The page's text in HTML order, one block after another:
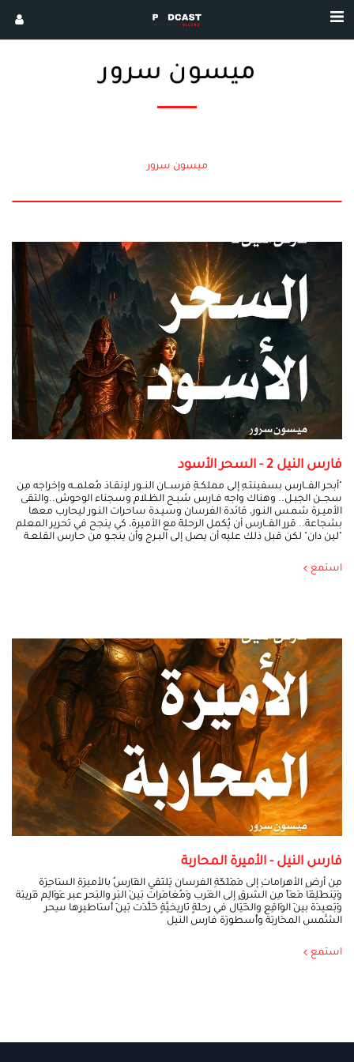
ميسون سرور
ميسون سرور
فارس النيل 2 - السحر الأسود
"أبحر الفــارس بسفينتـهِ إلى مملكـةِ فرســان النــور لإنقـاذ مُعلمــه وإخراجه مِن
سجــن الجبـل.. وهناك واجه فـارس شبـح الظـلام وسجناء الوحوش..والتقى
الأميـرة شمـس النـور، قائدة الفرسان وسيـدة ساحرات النـور ليحارب معها
بشجاعة.. قرر الفــارس أن يُكمل الرحلة مع الأميرة، كي ينجح في تحرير المعلم
"لين دان" لكن قبل ذلك عليه أن يصل إلى البـرج وأن ينجـو من حـارس القلعـة
استمع
فارس النيل - الأميرة المحاربة
مِن أرضِ الأهراماتِ إلى مَمَلَكَةِ الفرسان يَلتَقي الفَارسُ بالأميرَةِ السَاحِرَة
وَيَنطَلِقَا مَعَاً مِن الشرقِ إلى الغَرب وَمُغامَرات بَينَ البَرِ والبَحرِ عبر عَوَالِم قَريبَة
وَبَعيدَة بينَ الوَاقِعِ والخَيَال في رِحلَةٍ تَارِيخيَّةٍ خَلََّدَت بَينَ أَسَاطيرِها سِحر
الشَّمس المحَارِبَة وأُسطورَة فارس النيل
استمع